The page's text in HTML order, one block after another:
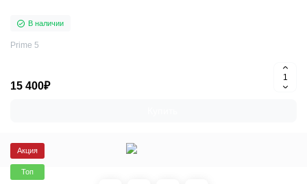
В наличии
Prime 5
15 400₽
Акция
Топ